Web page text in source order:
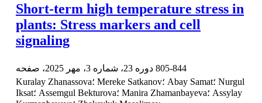
Short-term high temperature stress in
plants: Stress markers and cell
signaling
805-844
Kuralay Zhanassova؛ Mereke Satkanov؛ Abay Samat؛ Nurgul
Iksat؛ Assemgul Bekturova؛ Manira Zhamanbayeva؛ Assylay